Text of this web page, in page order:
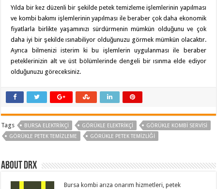
Yılda bir kez düzenli bir şekilde petek temizleme işlemlerinin yapılması
ve kombi bakımı işlemlerinin yapılması ile beraber çok daha ekonomik
fiyatlarla birlikte yaşamınızı sürdürmenin mümkün olduğunu ve çok
daha iyi bir şekilde ısınabiliyor olduğunuzu görmek mümkün olacaktır.
Ayrıca bilmenizi isterim ki bu işlemlerin uygulanması ile beraber
peteklerinizin alt ve üst bölümlerinde dengeli bir ısınma elde ediyor
olduğunuzu göreceksiniz.
Tags BURSA ELEKTRIKÇI GÖRÜKLE ELEKTRIKÇI
GÖRÜKLE KOMBI SERVISI
GÖRÜKLE PETEK TEMIZLEME
GÖRÜKLE PETEK TEMIZLIĞI
About drx
Bursa kombi arıza onarım hizmetleri, petek